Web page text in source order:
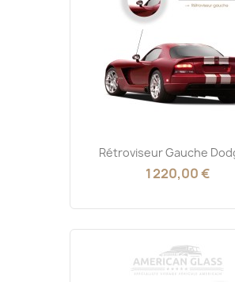
Rétroviseur Gauche
1 220,00 €